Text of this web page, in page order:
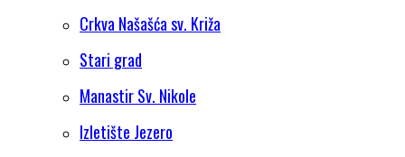
Crkva Našašća sv. Križa
Stari grad
Manastir Sv. Nikole
Izletište Jezero